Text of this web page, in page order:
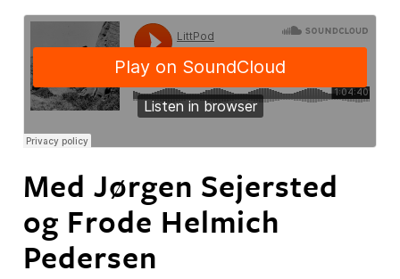
Med Jørgen Sejersted
og Frode Helmich
Pedersen